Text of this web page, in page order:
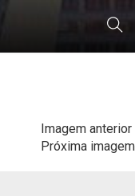
Imagem anterior
Próxima imagem